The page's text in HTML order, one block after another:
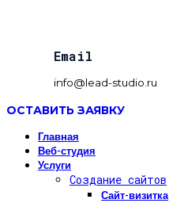
Email
info@lead-studio.ru
ОСТАВИТЬ ЗАЯВКУ
Главная
Веб-студия
Услуги
Создание сайтов
Сайт-визитка